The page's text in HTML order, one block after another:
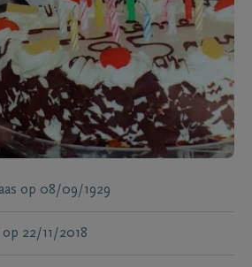
op 08/09/1929
op 22/11/2018